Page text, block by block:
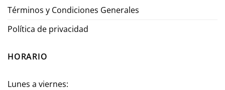
Términos y Condiciones Generales
Política de privacidad
HORARIO
Lunes a viernes: